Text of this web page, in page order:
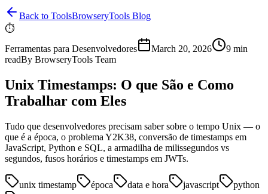
Back to ToolsBrowseryTools Blog
⏱️
Ferramentas para Desenvolvedores
March 20, 2026 9 min
readBy BrowseryTools Team
Unix Timestamps: O que São e Como
Trabalhar com Eles
Tudo que desenvolvedores precisam saber sobre o tempo Unix — o
que é a época, o problema Y2K38, conversão de timestamps em
JavaScript, Python e SQL, a armadilha de milissegundos vs
segundos, fusos horários e timestamps em JWTs.
unix timestamp época data e hora javascript
python